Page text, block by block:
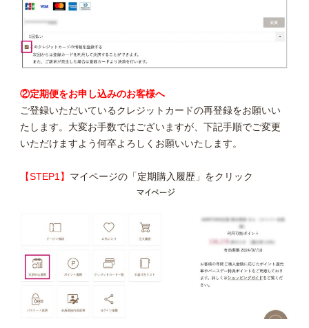
②定期便をお申し込みのお客様へ
ご登録いただいているクレジットカードの再登録をお願いい
たします。大変お手数ではございますが、下記手順でご変更
いただけますよう何卒よろしくお願いいたします。
【STEP1】 マイページの「定期購入履歴」をクリック